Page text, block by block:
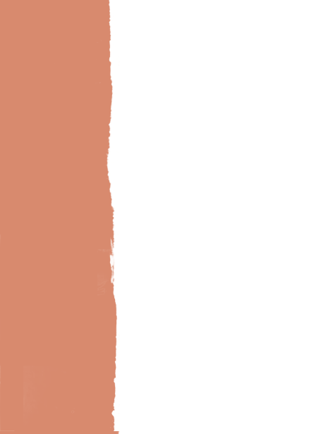
Bild-Brillux_0018_BX_Wintergarten-Lasur-2
Bild-Brillux_0032_BX_Designb-Holz-200-4